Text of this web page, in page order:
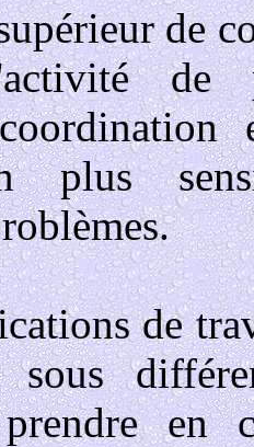
de
de
plus
de
sous
prendre en